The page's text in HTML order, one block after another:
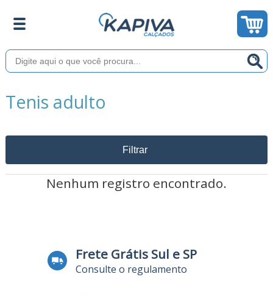
Tenis adulto
Filtrar
Nenhum registro encontrado.
Frete Grátis Sul e SP
Consulte o regulamento